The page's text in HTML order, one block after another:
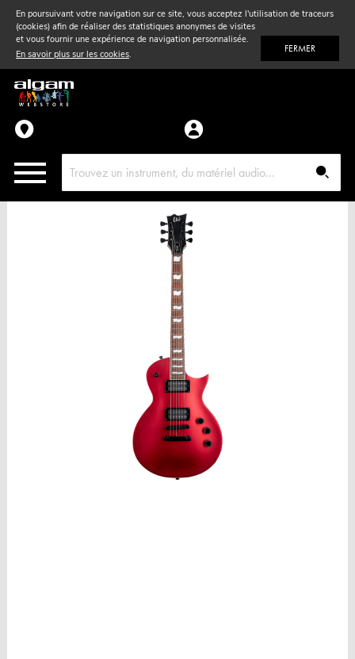
En poursuivant votre navigation sur ce site, vous acceptez l'utilisation de traceurs
(cookies) afin de réaliser des statistiques anonymes de visites
et vous fournir une expérience de navigation personnalisée.
En savoir plus sur les cookies. FERMER
Vent& Violon
Accessoires
Pièces détachées